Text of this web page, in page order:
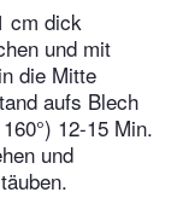
cm dick
und mit
die Mitte
aufs Blech
12-15 Min.
und